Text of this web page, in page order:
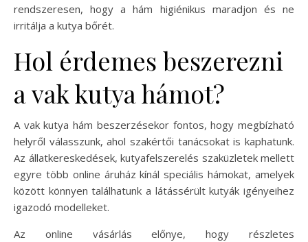
rendszeresen, hogy a hám higiénikus maradjon és ne
irritálja a kutya bőrét.
Hol érdemes beszerezni
a vak kutya hámot?
A vak kutya hám beszerzésekor fontos, hogy megbízható
helyről válasszunk, ahol szakértői tanácsokat is kaphatunk.
Az állatkereskedések, kutyafelszerelés szaküzletek mellett
egyre több online áruház kínál speciális hámokat, amelyek
között könnyen találhatunk a látássérült kutyák igényeihez
igazodó modelleket.
Az online vásárlás előnye, hogy részletes